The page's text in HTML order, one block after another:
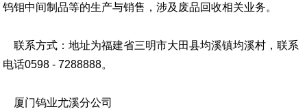
钨钼中间制品等的生产与销售，涉及废品回收相关业务。
联系方式：地址为福建省三明市大田县均溪镇均溪村，联系
电话0598 - 7288888。
厦门钨业尤溪分公司